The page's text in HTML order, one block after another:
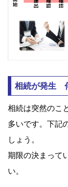
相続が発生
相続は突然のこ
多いです。下記
しょう。
期限の決まって
い。